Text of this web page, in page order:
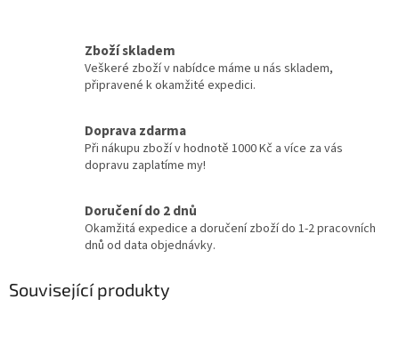
Zboží skladem
Veškeré zboží v nabídce máme u nás skladem,
připravené k okamžité expedici.
Doprava zdarma
Při nákupu zboží v hodnotě 1000 Kč a více za vás
dopravu zaplatíme my!
Doručení do 2 dnů
Okamžitá expedice a doručení zboží do 1-2 pracovních
dnů od data objednávky.
Související produkty